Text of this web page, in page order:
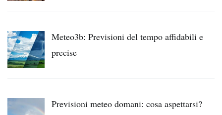
Meteo3b: Previsioni del tempo affidabili e
precise
Previsioni meteo domani: cosa aspettarsi?